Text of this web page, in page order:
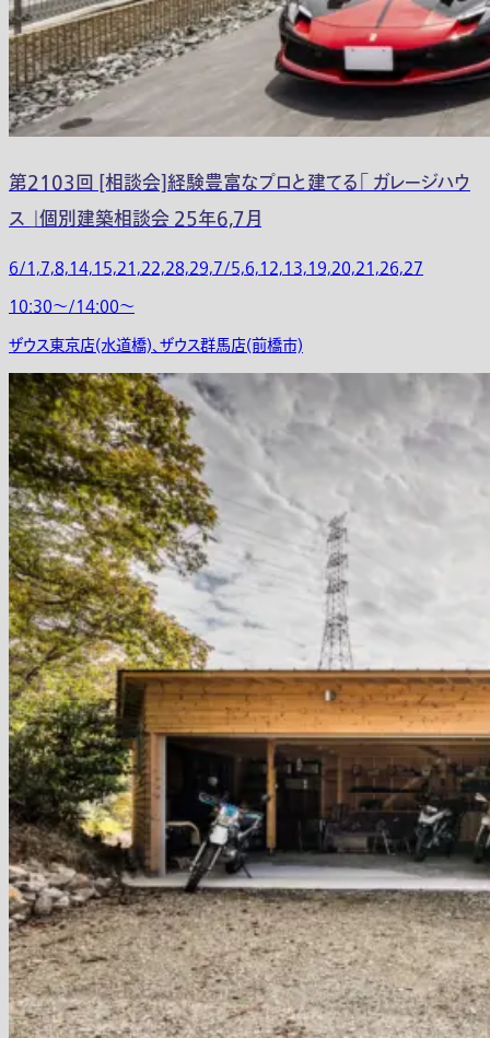
第2103回 [相談会]経験豊富なプロと建てる「 ガレージハウ
ス 」個別建築相談会 25年6,7月
6/1,7,8,14,15,21,22,28,29,7/5,6,12,13,19,20,21,26,27
10:30〜/14:00〜
ザウス東京店(水道橋)、ザウス群馬店(前橋市)